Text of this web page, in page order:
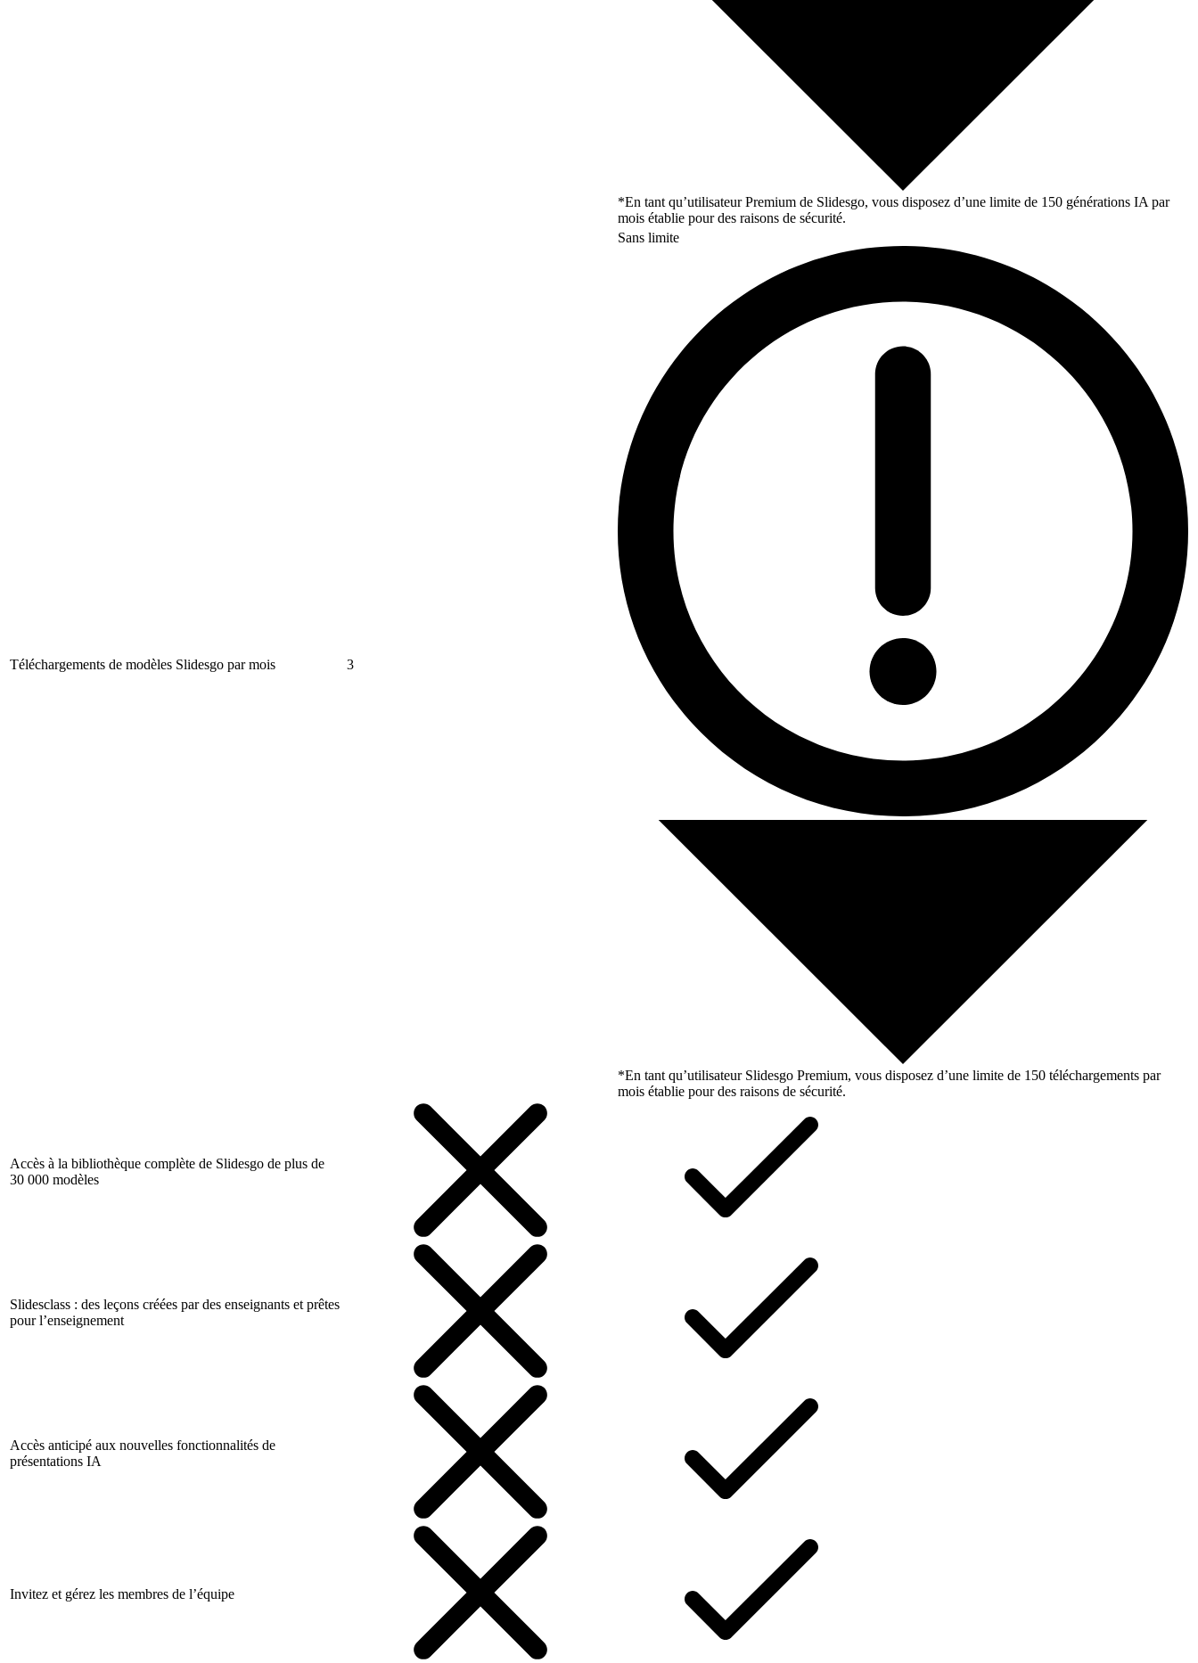
*En tant qu’utilisateur Premium de Slidesgo, vous disposez d’une limite de 150 générations IA par
mois établie pour des raisons de sécurité.
Téléchargements de modèles Slidesgo par mois 3
Sans limite
*En tant qu’utilisateur Slidesgo Premium, vous disposez d’une limite de 150 téléchargements par
mois établie pour des raisons de sécurité.
Accès à la bibliothèque complète de Slidesgo de plus de
30 000 modèles
Slidesclass : des leçons créées par des enseignants et prêtes
pour l’enseignement
Accès anticipé aux nouvelles fonctionnalités de
présentations IA
Invitez et gérez les membres de l’équipe